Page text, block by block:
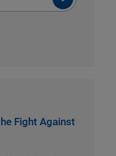
Fight Against